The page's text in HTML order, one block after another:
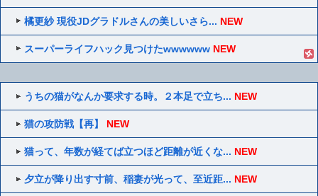
橘更紗 現役JDグラドルさんの美しいさら... NEW
スーパーライフハック見つけたwwwwww NEW
うちの猫がなんか要求する時。２本足で立ち... NEW
猫の攻防戦【再】 NEW
猫って、年数が経てば立つほど距離が近くな... NEW
夕立が降り出す寸前、稲妻が光って、至近距... NEW